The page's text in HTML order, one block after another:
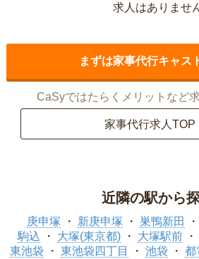
求人はありませ
まずは家事代行キャス
CaSyではたらくメリットなど
家事代行求人TOP
近隣の駅から
庚申塚 新庚申塚 巣鴨新田
駒込
大塚(東京都) 大塚駅前
東池袋
東池袋四丁目 池袋 都